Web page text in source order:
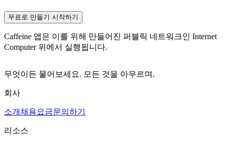
무료로 만들기 시작하기
Caffeine 앱은 이를 위해 만들어진 퍼블릭 네트워크인 Internet
Computer 위에서 실행됩니다.
무엇이든 물어보세요. 모든 것을 아우르며.
회사
소개 채용요금문의하기
리소스